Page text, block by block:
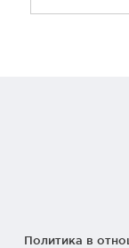
Политика в